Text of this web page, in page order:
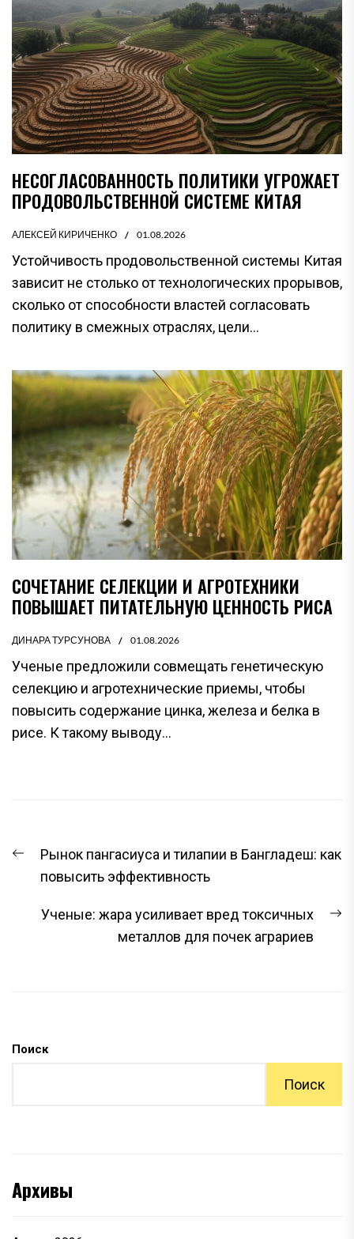
НЕСОГЛАСОВАННОСТЬ ПОЛИТИКИ УГРОЖАЕТ
ПРОДОВОЛЬСТВЕННОЙ СИСТЕМЕ КИТАЯ
АЛЕКСЕЙ КИРИЧЕНКО 01.08.2026
Устойчивость продовольственной системы Китая
зависит не столько от технологических прорывов,
сколько от способности властей согласовать
политику в смежных отраслях, цели...
СОЧЕТАНИЕ СЕЛЕКЦИИ И АГРОТЕХНИКИ
ПОВЫШАЕТ ПИТАТЕЛЬНУЮ ЦЕННОСТЬ РИСА
ДИНАРА ТУРСУНОВА 01.08.2026
Ученые предложили совмещать генетическую
селекцию и агротехнические приемы, чтобы
повысить содержание цинка, железа и белка в
рисе. К такому выводу...
ПО
ЗАПИСЯМ
Предыдущая
запись:
Рынок пангасиуса и тилапии в Бангладеш: как
повысить эффективность
Ученые: жара усиливает вред токсичных
металлов для почек аграриев
Поиск
Поиск
Архивы